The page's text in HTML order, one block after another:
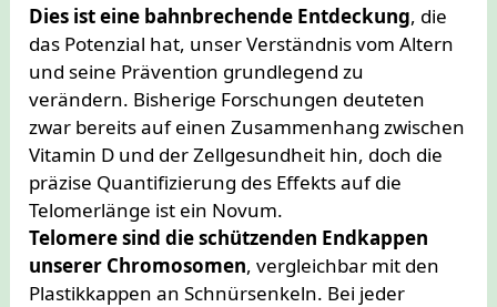
Dies ist eine bahnbrechende Entdeckung, die
das Potenzial hat, unser Verständnis vom Altern
und seine Prävention grundlegend zu
verändern. Bisherige Forschungen deuteten
zwar bereits auf einen Zusammenhang zwischen
Vitamin D und der Zellgesundheit hin, doch die
präzise Quantifizierung des Effekts auf die
Telomerlänge ist ein Novum.
Telomere sind die schützenden Endkappen
unserer Chromosomen, vergleichbar mit den
Plastikkappen an Schnürsenkeln. Bei jeder